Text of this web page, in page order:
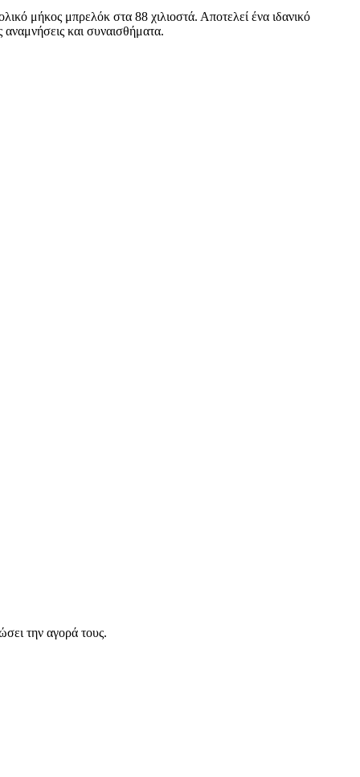
μήκος μπρελόκ στα 88 χιλιοστά. Αποτελεί ένα ιδανικό
και συναισθήματα.
την αγορά τους.